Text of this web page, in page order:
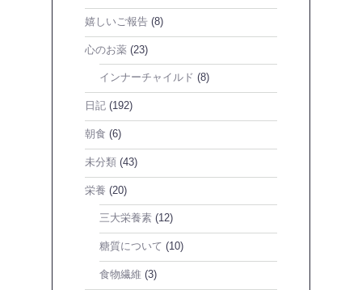
嬉しいご報告 (8)
心のお薬 (23)
インナーチャイルド (8)
日記 (192)
朝食 (6)
未分類 (43)
栄養 (20)
三大栄養素 (12)
糖質について (10)
食物繊維 (3)